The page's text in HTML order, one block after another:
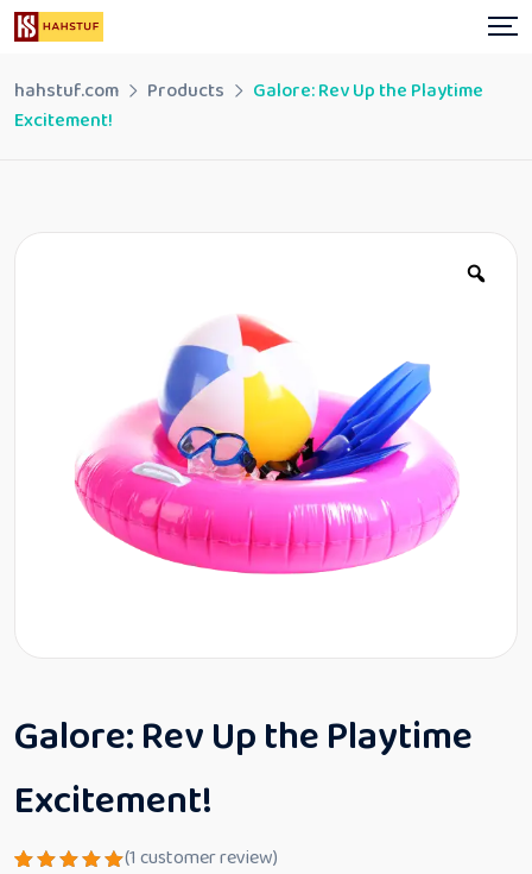
Skip
to
hahstuf.com Products
Galore: Rev Up the Playtime
Excitement!
Galore: Rev Up the Playtime
Excitement!
(1 customer review)